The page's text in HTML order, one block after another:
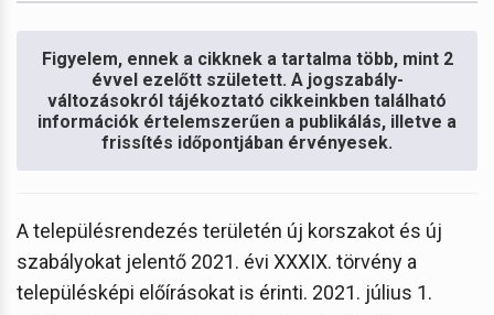
Figyelem, ennek a cikknek a tartalma több, mint 2
évvel ezelőtt született. A jogszabály-
változásokról tájékoztató cikkeinkben található
információk értelemszerűen a publikálás, illetve a
frissítés időpontjában érvényesek.
A településrendezés területén új korszakot és új
szabályokat jelentő 2021. évi XXXIX. törvény a
településképi előírásokat is érinti. 2021. július 1.